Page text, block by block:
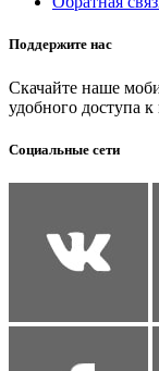
Поддержите нас
Скачайте наше
удобного доступа
Социальные сети